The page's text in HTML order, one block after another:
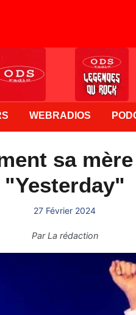
WEBRADIOS
sa
"Yesterday"
27 Février 2024
ParLa rédaction